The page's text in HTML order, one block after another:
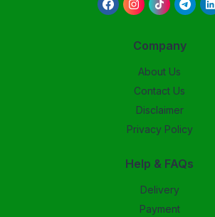
Company
About Us
Contact Us
Disclaimer
Privacy Policy
Help & FAQs
Delivery
Payment